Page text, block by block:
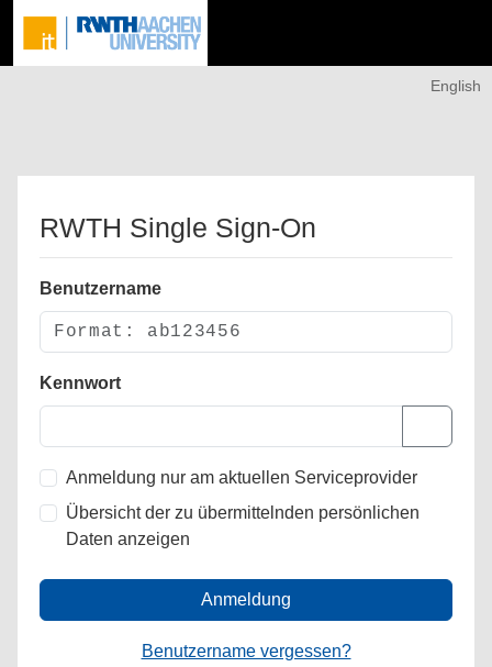
English
RWTH Single Sign-On
Benutzername
Kennwort
Anmeldung nur am aktuellen Serviceprovider
Übersicht der zu übermittelnden persönlichen
Daten anzeigen
Anmeldung
Benutzername vergessen?